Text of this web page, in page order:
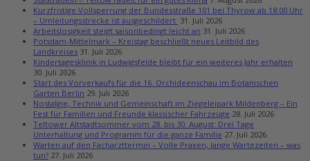
Kurzfristige Vollsperrung der Bundesstraße 101 bei Thyrow ab 18:00 Uhr
– Umleitungsstrecke ist ausgeschildert 31. Juli 2026
Arbeitslosigkeit steigt saisonbedingt leicht an 31. Juli 2026
Potsdam-Mittelmark – Kreistag beschließt neues Leitbild des
Landkreises 31. Juli 2026
Kindertagesklinik in Ludwigsfelde bleibt für ein weiteres Jahr erhalten
30. Juli 2026
Start des Vorverkaufs für die 16. Orchideenschau im Botanischen
Garten Berlin 29. Juli 2026
Nostalgie, Technik und Gemeinschaft im Ziegeleipark Mildenberg – Ein
Fest für Familien und Freunde klassischer Fahrzeuge 28. Juli 2026
Teltower Altstadtsommer vom 28. bis 30. August: Drei Tage
Unterhaltung und Programm für die ganze Familie 27. Juli 2026
Warten auf den Facharzttermin – Volle Praxen, lange Wartezeiten – was
tun? 27. Juli 2026